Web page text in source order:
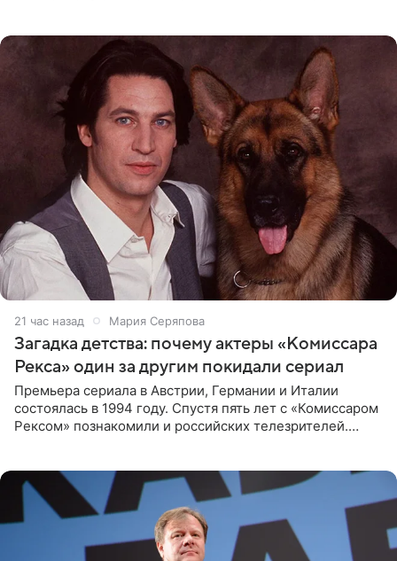
21 час назад Мария Серяпова
Загадка детства: почему актеры «Комиссара
Рекса» один за другим покидали сериал
Премьера сериала в Австрии, Германии и Италии
состоялась в 1994 году. Спустя пять лет с «Комиссаром
Рексом» познакомили и российских телезрителей.